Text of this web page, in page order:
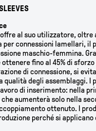
offre al suo utilizzatore,
per connessioni lamellari, il
maschio-femmina.
ottenere fino al 45% di
di connessione, si
qualità degli assemblaggi.
di inserimento: nella
aumenterà solo nella
ottenuto. I
perché si